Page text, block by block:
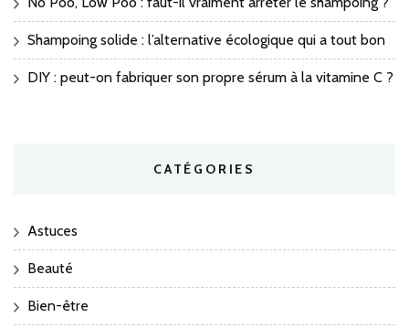
Shampoing solide : l’alternative écologique qui a tout bon
DIY : peut-on fabriquer son propre sérum à la vitamine C ?
CATÉGORIES
Astuces
Beauté
Bien-être